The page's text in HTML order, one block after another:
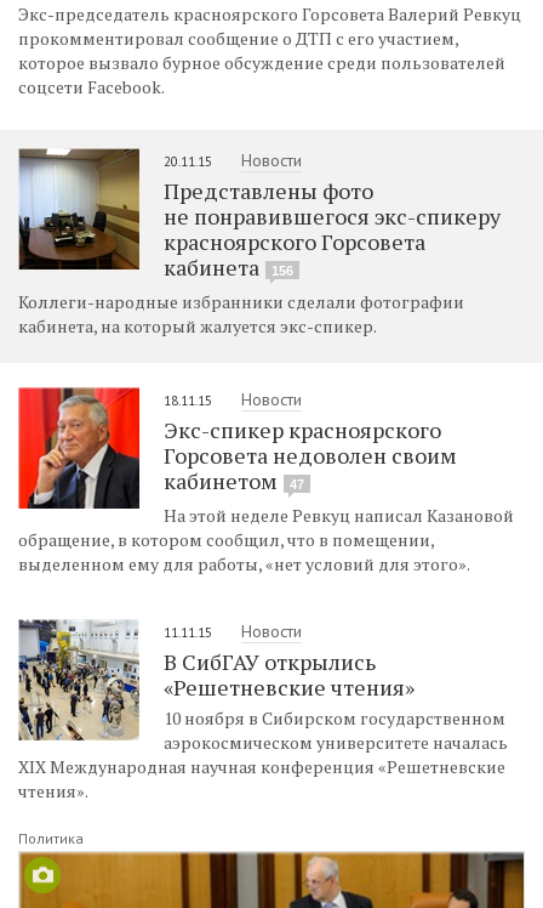
Экс-председатель красноярского Горсовета Валерий Ревкуц
прокомментировал сообщение о ДТП с его участием,
которое вызвало бурное обсуждение среди пользователей
соцсети Facebook.
20.11.15 Новости
Представлены фото
не понравившегося экс-спикеру
красноярского Горсовета
кабинета
156
Коллеги-народные избранники сделали фотографии
кабинета, на который жалуется экс-спикер.
18.11.15 Новости
Экс-спикер красноярского
Горсовета недоволен своим
кабинетом
47
На этой неделе Ревкуц написал Казановой
обращение, в котором сообщил, что в помещении,
выделенном ему для работы, «нет условий для этого».
11.11.15 Новости
В СибГАУ открылись
«Решетневские чтения»
10 ноября в Сибирском государственном
аэрокосмическом университете началась
XIX Международная научная конференция «Решетневские
чтения».
Политика